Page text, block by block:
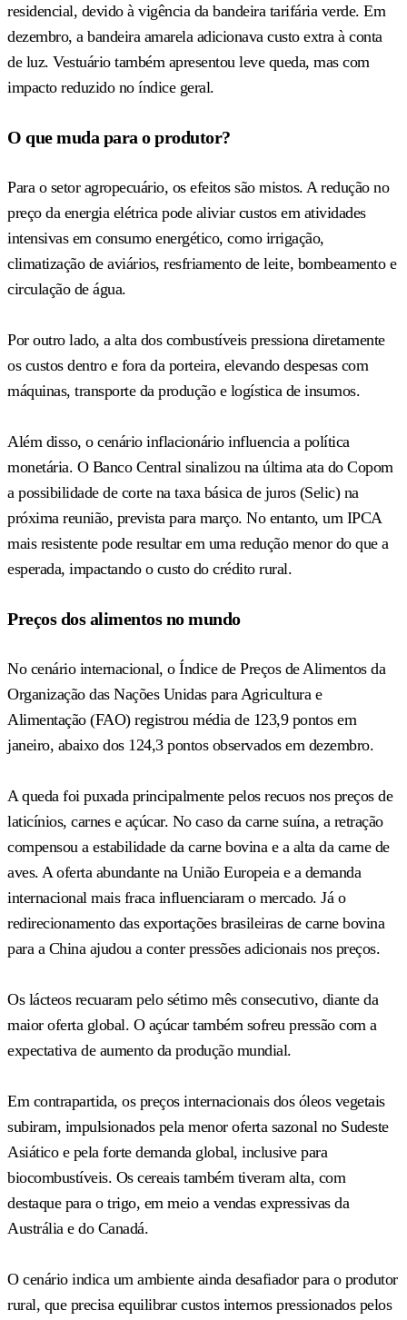
residencial, devido à vigência da bandeira tarifária verde. Em
dezembro, a bandeira amarela adicionava custo extra à conta
de luz. Vestuário também apresentou leve queda, mas com
impacto reduzido no índice geral.
O que muda para o produtor?
Para o setor agropecuário, os efeitos são mistos. A redução no
preço da energia elétrica pode aliviar custos em atividades
intensivas em consumo energético, como irrigação,
climatização de aviários, resfriamento de leite, bombeamento e
circulação de água.
Por outro lado, a alta dos combustíveis pressiona diretamente
os custos dentro e fora da porteira, elevando despesas com
máquinas, transporte da produção e logística de insumos.
Além disso, o cenário inflacionário influencia a política
monetária. O Banco Central sinalizou na última ata do Copom
a possibilidade de corte na taxa básica de juros (Selic) na
próxima reunião, prevista para março. No entanto, um IPCA
mais resistente pode resultar em uma redução menor do que a
esperada, impactando o custo do crédito rural.
Preços dos alimentos no mundo
No cenário internacional, o Índice de Preços de Alimentos da
Organização das Nações Unidas para Agricultura e
Alimentação (FAO) registrou média de 123,9 pontos em
janeiro, abaixo dos 124,3 pontos observados em dezembro.
A queda foi puxada principalmente pelos recuos nos preços de
laticínios, carnes e açúcar. No caso da carne suína, a retração
compensou a estabilidade da carne bovina e a alta da carne de
aves. A oferta abundante na União Europeia e a demanda
internacional mais fraca influenciaram o mercado. Já o
redirecionamento das exportações brasileiras de carne bovina
para a China ajudou a conter pressões adicionais nos preços.
Os lácteos recuaram pelo sétimo mês consecutivo, diante da
maior oferta global. O açúcar também sofreu pressão com a
expectativa de aumento da produção mundial.
Em contrapartida, os preços internacionais dos óleos vegetais
subiram, impulsionados pela menor oferta sazonal no Sudeste
Asiático e pela forte demanda global, inclusive para
biocombustíveis. Os cereais também tiveram alta, com
destaque para o trigo, em meio a vendas expressivas da
Austrália e do Canadá.
O cenário indica um ambiente ainda desafiador para o produtor
rural, que precisa equilibrar custos internos pressionados pelos